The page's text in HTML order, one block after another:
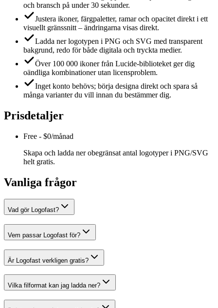
och bransch på under 30 sekunder.
Justera ikoner, färgpaletter, ramar och opacitet direkt i ett
visuellt gränssnitt – ändringarna visas direkt.
Ladda ner logotypen i PNG och SVG med transparent
bakgrund, redo för både digitala och tryckta medier.
Över 100 000 ikoner från Lucide-biblioteket ger dig
oändliga kombinationer utan licensproblem.
Inget konto behövs; börja designa direkt och spara så
många varianter du vill innan du bestämmer dig.
Prisdetaljer
Free - $0/månad
Skapa och ladda ner obegränsat antal logotyper i PNG/SVG
helt gratis.
Vanliga frågor
Vad gör Logofast?
Vem passar Logofast för?
Är Logofast verkligen gratis?
Vilka filformat kan jag ladda ner?